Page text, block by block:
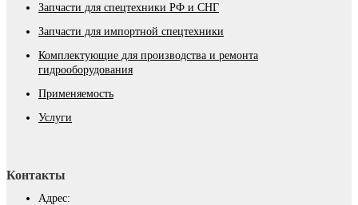
Запчасти для спецтехники РФ и СНГ
Запчасти для импортной спецтехники
Комплектующие для производства и ремонта
гидрооборудования
Применяемость
Услуги
Контакты
Адрес: